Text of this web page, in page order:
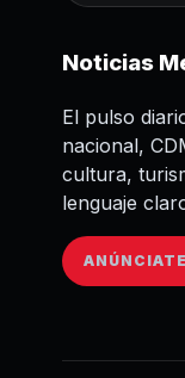
Noticias
El pulso
nacional,
cultura,
lenguaje